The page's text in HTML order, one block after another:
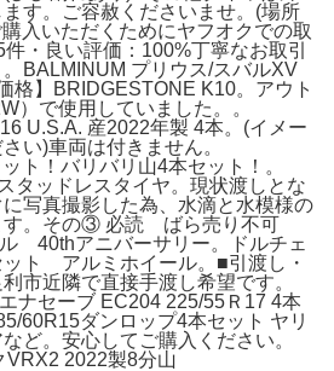
す。ご容赦くださいませ。(場所
入いただくためにヤフオクでの取
・良い評価：100%丁寧なお取引
BALMINUM プリウス/スバルXV
格】BRIDGESTONE K10。アウト
）で使用していました。。
U.S.A. 産2022年製 4本。(イメー
い)車両は付きません。
ト！バリバリ山4本セット！。
ッドレスタイヤ。現状渡しとな
写真撮影した為、水滴と水模様の
す。その③ 必読 ばら売り不可
40thアニバーサリー。ドルチェ
ト アルミホイール。■引渡し・
市近隣で直接手渡し希望です。
ナセーブ EC204 225/55Ｒ17 4本
60R15ダンロップ4本セット ヤリ
ど。安心してご購入ください。
VRX2 2022製8分山